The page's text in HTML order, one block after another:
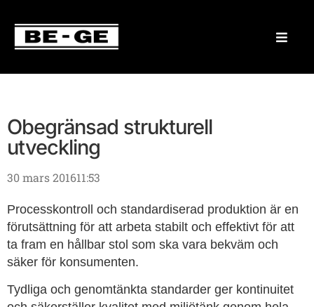
Obegränsad strukturell
utveckling
30 mars 201611:53
Processkontroll och standardiserad produktion är en
förutsättning för att arbeta stabilt och effektivt för att
ta fram en hållbar stol som ska vara bekväm och
säker för konsumenten.
Tydliga och genomtänkta standarder ger kontinuitet